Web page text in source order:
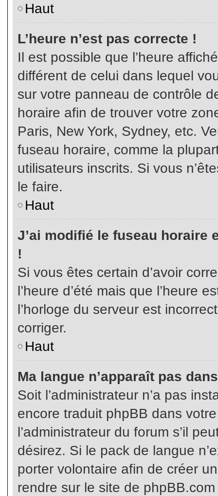
Haut
L’heure n’est pas correcte !
Il est possible que l’heure
différent de celui dans lequel
sur votre panneau de contrôle
horaire afin de trouver votre
Paris, New York, Sydney, etc.
fuseau horaire, comme la
utilisateurs inscrits. Si vous
le faire.
Haut
J’ai modifié le fuseau horaire
!
Si vous êtes certain d’avoir
l’heure d’été mais que l’heure
l’horloge du serveur est
corriger.
Haut
Ma langue n’apparaît pas
Soit l’administrateur n’a pas
encore traduit phpBB dans
l’administrateur du forum s’il
désirez. Si le pack de langue
porter volontaire afin de créer
rendre sur le site de